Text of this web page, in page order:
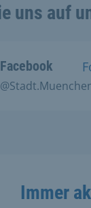
uns auf
Facebook
Immer